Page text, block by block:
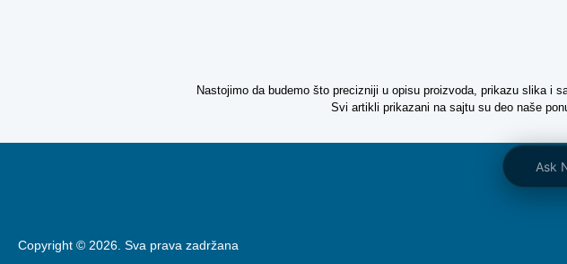
Nastojimo da budemo što precizniji u opisu proizvoda, prikazu slika i
Svi artikli prikazani na sajtu su deo naše
Copyright © 2026. Sva prava zadržana
Ask